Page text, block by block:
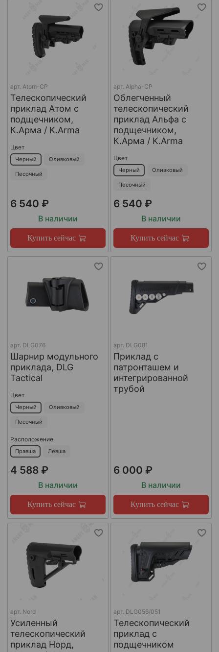
арт. Atom-CP
Телескопический
приклад Атом с
подщечником,
К.Арма / K.Arma
Цвет
Черный Оливковый
Песочный
6 540 ₽
В наличии
Купить сейчас
арт. Alpha-CP
Облегченный
телескопический
приклад Альфа с
подщечником,
К.Арма / K.Arma
Цвет
Черный Оливковый
Песочный
6 540 ₽
В наличии
Купить сейчас
арт. DLG076
Шарнир модульного
приклада, DLG
Tactical
Цвет
Черный Оливковый
Песочный
Расположение
Правша Левша
4 588 ₽
В наличии
Купить сейчас
арт. DLG081
Приклад с
патронташем и
интегрированной
трубой
6 000 ₽
В наличии
Купить сейчас
арт. Nord
Усиленный
телескопический
приклад Норд,
арт. DLG056/051
Телескопический
приклад с
подщечником